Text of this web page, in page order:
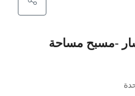
مسار -مسبح مساحة